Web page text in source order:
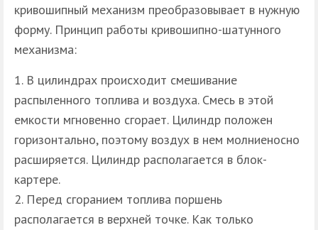
кривошипный механизм преобразовывает в нужную
форму. Принцип работы кривошипно-шатунного
механизма:
В цилиндрах происходит смешивание
распыленного топлива и воздуха. Смесь в этой
емкости мгновенно сгорает. Цилиндр положен
горизонтально, поэтому воздух в нем молниеносно
расширяется. Цилиндр располагается в блок-
картере.
Перед сгоранием топлива поршень
располагается в верхней точке. Как только